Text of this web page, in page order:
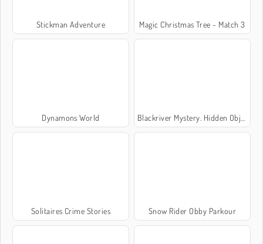
Stickman Adventure Magic Christmas Tree - Match 3
Dynamons World Blackriver Mystery. Hidden Objects
Solitaires Crime Stories Snow Rider Obby Parkour